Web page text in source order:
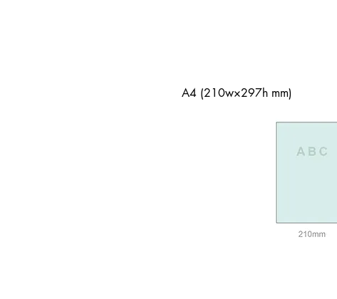
A4 (210w×297h mm)